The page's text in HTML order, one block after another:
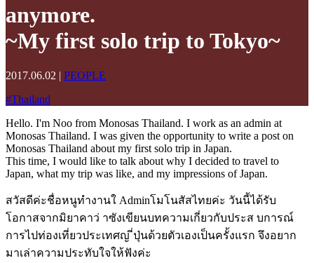
anymore.
~My first solo trip to Tokyo~
2017.06.02 | PEOPLE
#Thailand
Hello. I'm Noo from Monosas Thailand. I work as an admin at
Monosas Thailand. I was given the opportunity to write a post on
Monosas Thailand about my first solo trip in Japan.
This time, I would like to talk about why I decided to travel to
Japan, what my trip was like, and my impressions of Japan.
สวัสดีค่ะชื่อหนูทำงานใ Adminโมโนสัสไทยค่ะ วันนี้ได้รับ
โอกาสจากมิยาคาว่ าซังเขียนบทความเกี่ยวกับประส บการณ์
การไปท่องเที่ยวประเทศญ ี่ปุ่นด้วยตัวเองเป็นครั้งแรก จึงอยาก
มาเล่าความประทับใจให้ฟังค่ะ